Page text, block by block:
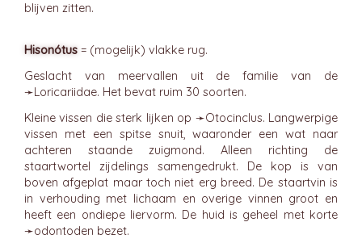
blijven zitten.
Hisonótus = (mogelijk) vlakke rug.
Geslacht van meervallen uit de familie van de
➛Loricariidae. Het bevat ruim 30 soorten.
Kleine vissen die sterk lijken op ➛Otocinclus. Langwerpige
vissen met een spitse snuit, waaronder een wat naar
achteren staande zuigmond. Alleen richting de
staartwortel zijdelings samengedrukt. De kop is van
boven afgeplat maar toch niet erg breed. De staartvin is
in verhouding met lichaam en overige vinnen groot en
heeft een ondiepe liervorm. De huid is geheel met korte
➛odontoden bezet.